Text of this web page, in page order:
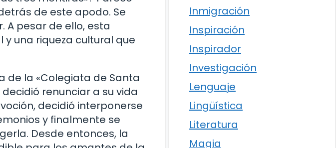
de este apodo. Se
A pesar de ello, esta
una riqueza cultural que
de la «Colegiata de Santa
renunciar a su vida
decidió interponerse
y finalmente se
Desde entonces, la
Inmigración
Inspiración
Inspirador
Investigación
Lenguaje
Lingüística
Literatura
Magia